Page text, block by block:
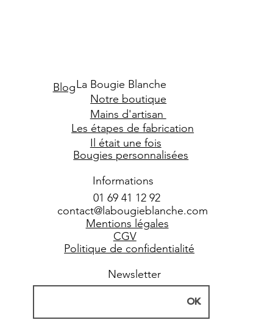
La Bougie Blanche
Notre boutique
Mains d'artisan
Les étapes de fabrication
Il était une fois
Bougies personnalisées
Blog
Informations
01 69 41 12 92
contact@labougieblanche.com
Mentions légales
CGV
Politique de confidentialité
OK
Newsletter